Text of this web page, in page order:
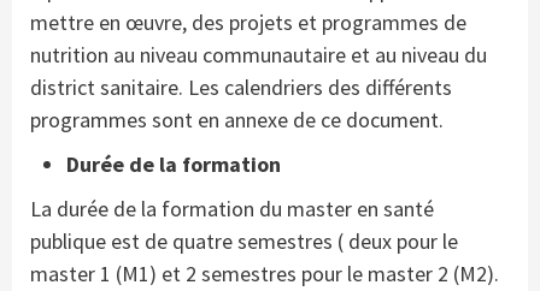
mettre en œuvre, des projets et programmes de
nutrition au niveau communautaire et au niveau du
district sanitaire. Les calendriers des différents
programmes sont en annexe de ce document.
Durée de la formation
La durée de la formation du master en santé
publique est de quatre semestres ( deux pour le
master 1 (M1) et 2 semestres pour le master 2 (M2).